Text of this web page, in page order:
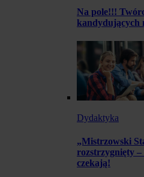
Na pole!!!
kandydujących
Dydaktyka
„Mistrzowski
rozstrzygnięty
czekają!